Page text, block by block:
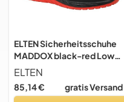
ELTEN Sicherheitsschuhe
MADDOX black-red Low
ESD S3, Herren, Textil,
sportlich, Schwarz/Rot,
ELTEN
85,14 € gratis Versand